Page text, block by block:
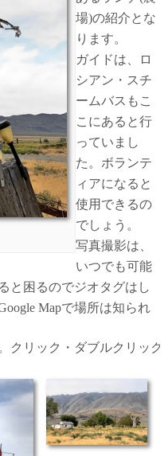
場)の紹介とな
ります。
ガイドは、ロ
シアン・スチ
ームバスもこ
こにあると行
っていまし
た。ボランテ
ィアになると
使用できるの
でしょう。
写真撮影は、
いつでも可能
と困るのでジオタグはし
Mapで場所は知られ
クリック・ダブルクリック